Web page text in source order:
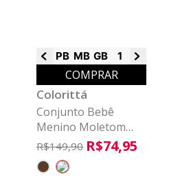
PB MB GB 1 2
COMPRAR
Colorittá
Conjunto Bebê
Menino Moletom
Com Puff Colorittá
Verde
R$149,90 R$74,95